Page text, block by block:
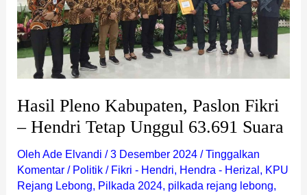
Hasil Pleno Kabupaten, Paslon Fikri
– Hendri Tetap Unggul 63.691 Suara
Oleh Ade Elvandi /3 Desember 2024 /Tinggalkan
Komentar / Politik/ Fikri - Hendri, Hendra - Herizal , KPU
Rejang Lebong, Pilkada 2024, pilkada rejang lebong,
Tetap
Unggul
63.691
Suara